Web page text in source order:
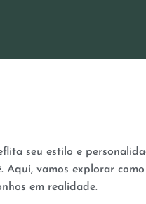
seu estilo e
vamos explorar
em realidade.